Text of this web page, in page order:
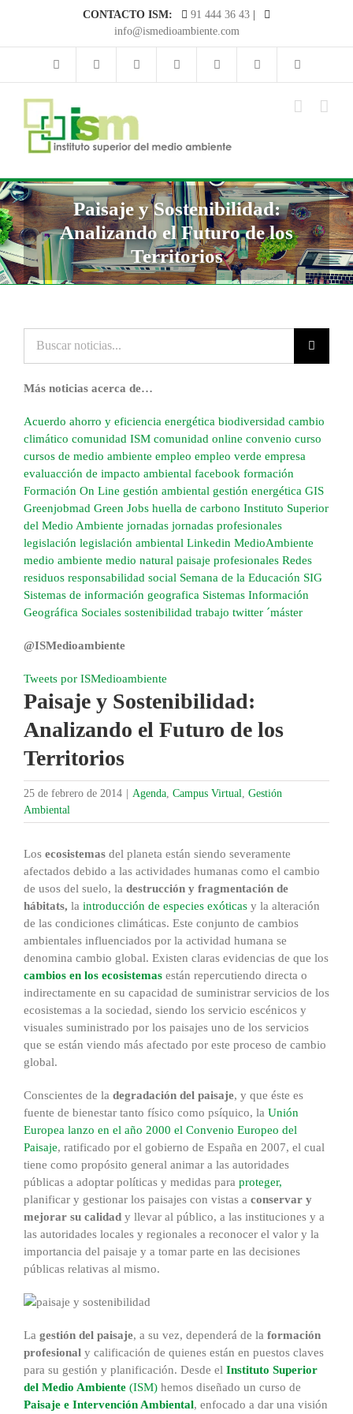
CONTACTO ISM: 91 444 36 43
info@ismedioambiente.com
Paisaje y Sostenibilidad:
Analizando el Futuro de los
Territorios
Paisaje y Sostenibilidad:
Analizando el Futuro de los
Territorios
25 de febrero de 2014 | Agenda Campus Virtual Gestión
Ambiental
Los ecosistemas del planeta están siendo severamente
afectados debido a las actividades humanas como el cambio
de usos del suelo, la destrucción y fragmentación de
hábitats, la introducción de especies exóticas y la alteración
de las condiciones climáticas. Este conjunto de cambios
ambientales influenciados por la actividad humana se
denomina cambio global. Existen claras evidencias de que los
cambios en los ecosistemas están repercutiendo directa o
indirectamente en su capacidad de suministrar servicios de los
ecosistemas a la sociedad, siendo los servicio escénicos y
visuales suministrado por los paisajes uno de los servicios
que se están viendo más afectado por este proceso de cambio
global.
Conscientes de la degradación del paisaje, y que éste es
fuente de bienestar tanto físico como psíquico, la Unión
Europea lanzo en el año 2000 el Convenio Europeo del
Paisaje, ratificado por el gobierno de España en 2007, el cual
tiene como propósito general animar a las autoridades
públicas a adoptar políticas y medidas para proteger,
planificar y gestionar los paisajes con vistas a conservar y
mejorar su calidad y llevar al público, a las instituciones y a
las autoridades locales y regionales a reconocer el valor y la
importancia del paisaje y a tomar parte en las decisiones
públicas relativas al mismo.
La gestión del paisaje, a su vez, dependerá de la formación
profesional y calificación de quienes están en puestos claves
para su gestión y planificación. Desde el Instituto Superior
del Medio Ambiente (ISM) hemos diseñado un curso de
Paisaje e Intervención Ambiental, enfocado a dar una visión
noticias...
Más noticias acerca de…
Acuerdo ahorro y eficiencia energética biodiversidad cambio
climático comunidad ISM comunidad online convenio curso
cursos de medio ambiente empleo empleo verde empresa
evaluacción de impacto ambiental facebook formación
Formación On Line gestión ambiental gestión energética GIS
Greenjobmad Green Jobs huella de carbono Instituto Superior
del Medio Ambiente jornadas jornadas profesionales
legislación legislación ambiental Linkedin MedioAmbiente
medio ambiente medio natural paisaje profesionales Redes
residuos responsabilidad social Semana de la Educación SIG
Sistemas de información geografica Sistemas Información
Geográfica Sociales sostenibilidad trabajo twitter ´máster
@ISMedioambiente
Tweets por ISMedioambiente